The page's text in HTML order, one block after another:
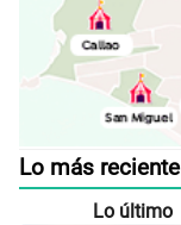
Lo más reciente
Lo último